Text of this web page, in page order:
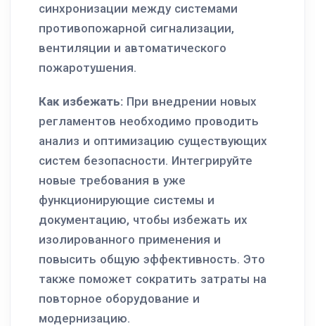
синхронизации между системами
противопожарной сигнализации,
вентиляции и автоматического
пожаротушения.
Как избежать: При внедрении новых
регламентов необходимо проводить
анализ и оптимизацию существующих
систем безопасности. Интегрируйте
новые требования в уже
функционирующие системы и
документацию, чтобы избежать их
изолированного применения и
повысить общую эффективность. Это
также поможет сократить затраты на
повторное оборудование и
модернизацию.